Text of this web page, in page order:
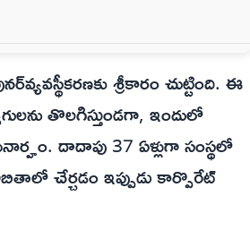
శ్రీకారం చుట్టింది. ఈ
తొలగిస్తుండగా, ఇందులో
దాదాపు 37 ఏళ్లుగా సంస్థలో
చేర్చడం ఇప్పుడు కార్పొరేట్